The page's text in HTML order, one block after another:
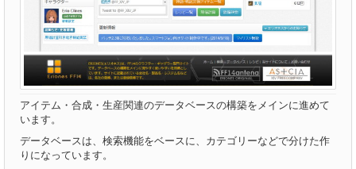
アイテム・合成・生産関連のデータベースの構築をメインに進めて
います。
データベースは、検索機能をベースに、カテゴリーなどで分けた作
りになっています。